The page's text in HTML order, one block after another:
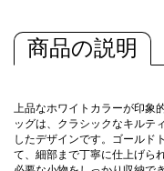
商品の説明
上品なホワイトカラーが印象
ッグは、クラシックなキルテ
したデザインです。ゴールド
て、細部まで丁寧に仕上げら